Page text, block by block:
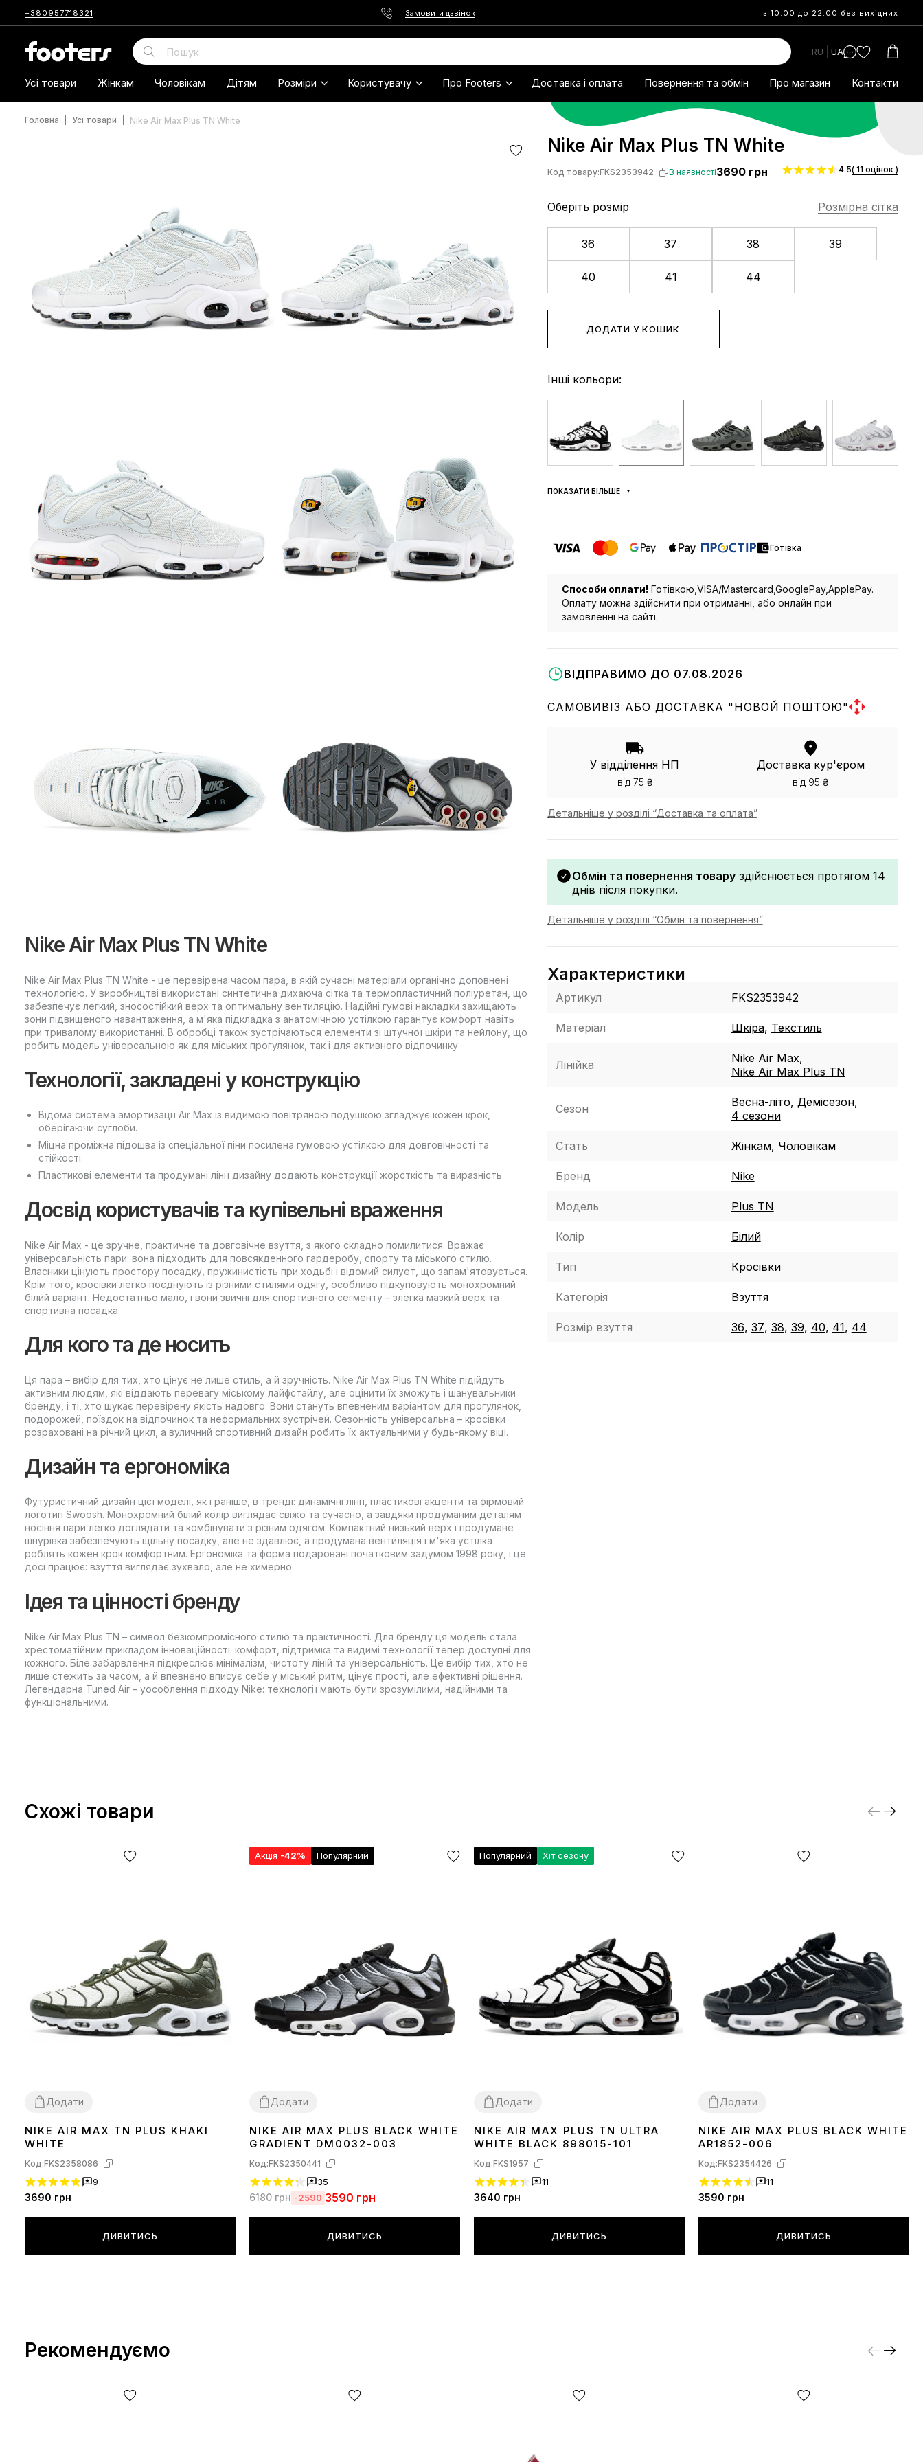
+380957718321 Замовити дзвінок з 10:00 до 22:00 без вихідних
RU UA
Усі товари Жінкам Чоловікам Дітям Розміри Користувачу Про Footers Доставка і оплата Повернення та обмін Про магазин Контакти
Головна Усі товари Nike Air Max Plus TN White
Nike Air Max Plus TN White
Nike Air Max Plus TN White - це перевірена часом пара, в якій сучасні матеріали органічно доповнені
технологією. У виробництві використані синтетична дихаюча сітка та термопластичний поліуретан, що
забезпечує легкий, зносостійкий верх та оптимальну вентиляцію. Надійні гумові накладки захищають
зони підвищеного навантаження, а м'яка підкладка з анатомічною устілкою гарантує комфорт навіть
при тривалому використанні. В обробці також зустрічаються елементи зі штучної шкіри та нейлону, що
робить модель універсальною як для міських прогулянок, так і для активного відпочинку.
Технології, закладені у конструкцію
Відома система амортизації Air Max із видимою повітряною подушкою згладжує кожен крок,
оберігаючи суглоби.
Міцна проміжна підошва із спеціальної піни посилена гумовою устілкою для довговічності та
стійкості.
Пластикові елементи та продумані лінії дизайну додають конструкції жорсткість та виразність.
Досвід користувачів та купівельні враження
Nike Air Max - це зручне, практичне та довговічне взуття, з якого складно помилитися. Вражає
універсальність пари: вона підходить для повсякденного гардеробу, спорту та міського стилю.
Власники цінують простору посадку, пружинистість при ходьбі і відомий силует, що запам'ятовується.
Крім того, кросівки легко поєднують із різними стилями одягу, особливо підкуповують монохромний
білий варіант. Недостатньо мало, і вони звичні для спортивного сегменту – злегка мазкий верх та
спортивна посадка.
Для кого та де носить
Ця пара – вибір для тих, хто цінує не лише стиль, а й зручність. Nike Air Max Plus TN White підійдуть
активним людям, які віддають перевагу міському лайфстайлу, але оцінити їх зможуть і шанувальники
бренду, і ті, хто шукає перевірену якість надовго. Вони стануть впевненим варіантом для прогулянок,
подорожей, поїздок на відпочинок та неформальних зустрічей. Сезонність універсальна – кросівки
розраховані на річний цикл, а вуличний спортивний дизайн робить їх актуальними у будь-якому віці.
Дизайн та ергономіка
Футуристичний дизайн цієї моделі, як і раніше, в тренді: динамічні лінії, пластикові акценти та фірмовий
логотип Swoosh. Монохромний білий колір виглядає свіжо та сучасно, а завдяки продуманим деталям
носіння пари легко доглядати та комбінувати з різним одягом. Компактний низький верх і продумане
шнурівка забезпечують щільну посадку, але не здавлює, а продумана вентиляція і м'яка устілка
роблять кожен крок комфортним. Ергономіка та форма подаровані початковим задумом 1998 року, і це
досі працює: взуття виглядає зухвало, але не химерно.
Ідея та цінності бренду
Nike Air Max Plus TN – символ безкомпромісного стилю та практичності. Для бренду ця модель стала
хрестоматійним прикладом інноваційності: комфорт, підтримка та видимі технології тепер доступні для
кожного. Біле забарвлення підкреслює мінімалізм, чистоту ліній та універсальність. Це вибір тих, хто не
лише стежить за часом, а й впевнено вписує себе у міський ритм, цінує прості, але ефективні рішення.
Легендарна Tuned Air – уособлення підходу Nike: технології мають бути зрозумілими, надійними та
функціональними.
Nike Air Max Plus TN White
Код товару:FKS2353942 В наявності3690грн 4.5( 11 оцінок )
Оберіть розмір Розмірна сітка
36 37 38 39
40 41 44
ДОДАТИ У КОШИК
Інші кольори:
ПОКАЗАТИ БІЛЬШЕ
Готівка
Способи оплати! Готівкою,VISA/Mastercard,GooglePay,ApplePay.
Оплату можна здійснити при отриманні, або онлайн при
замовленні на сайті.
ВІДПРАВИМО ДО 07.08.2026
САМОВИВІЗ АБО ДОСТАВКА "НОВОЙ ПОШТОЮ"
У відділення НП
від 75 ₴
Доставка кур'єром
від 95 ₴
Детальніше у розділі “Доставка та оплата”
Обмін та повернення товаруздійснюється протягом 14
днів після покупки.
Детальніше у розділі “Обмін та повернення”
Характеристики
Артикул FKS2353942
Матеріал Шкіра, Текстиль
Лінійка Nike Air Max,
Nike Air Max Plus TN
Сезон Весна-літо, Демісезон,
4 сезони
Стать Жінкам, Чоловікам
Бренд Nike
Модель Plus TN
Колір Білий
Тип Кросівки
Категорія Взуття
Розмір взуття 36, 37, 38, 39, 40, 41, 44
Схожі товари
Додати
4041
NIKE AIR MAX TN PLUS KHAKI
WHITE
Код:FKS2358086
9
3690 грн
ДИВИТИСЬ
Акція -42% Популярний
Додати
3738 39 40 414243 4445
NIKE AIR MAX PLUS BLACK WHITE
GRADIENT DM0032-003
Код:FKS2350441
35
6180грн -2590 3590 грн
ДИВИТИСЬ
Популярний Хіт сезону
Додати
3637 38 39 404142 434445 46
NIKE AIR MAX PLUS TN ULTRA
WHITE BLACK 898015-101
Код:FKS1957
11
3640 грн
ДИВИТИСЬ
Додати
4243 44 45
NIKE AIR MAX PLUS BLACK WHITE
AR1852-006
Код:FKS2354426
11
3590 грн
ДИВИТИСЬ
Рекомендуємо